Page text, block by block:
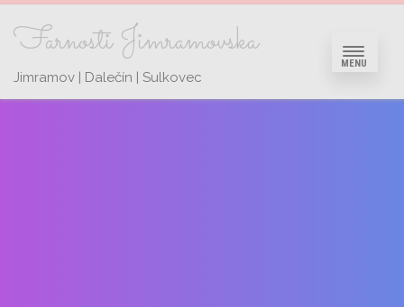
Farnosti Jimramovska
Jimramov | Dalečín | Sulkovec
MENU